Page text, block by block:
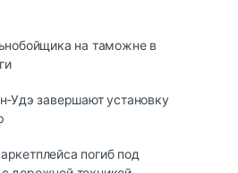
на таможне в
Удэ зaвepшaют ycтaнoвкy
погиб под